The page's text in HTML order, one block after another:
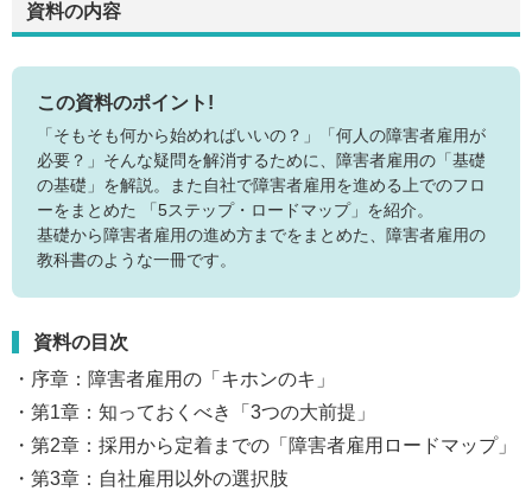
資料の内容
この資料のポイント!
「そもそも何から始めればいいの？」「何人の障害者雇用が
必要？」そんな疑問を解消するために、障害者雇用の「基礎
の基礎」を解説。また自社で障害者雇用を進める上でのフロ
ーをまとめた 「5ステップ・ロードマップ」を紹介。
基礎から障害者雇用の進め方までをまとめた、障害者雇用の
教科書のような一冊です。
資料の目次
・序章：障害者雇用の「キホンのキ」
・第1章：知っておくべき「3つの大前提」
・第2章：採用から定着までの「障害者雇用ロードマップ」
・第3章：自社雇用以外の選択肢